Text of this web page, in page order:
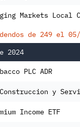
Markets Local
de 249 el
2024
PLC ADR
y
Income ETF